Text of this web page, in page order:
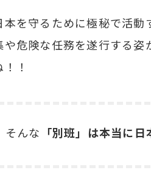
本を守るために極秘で活
や危険な任務を遂行する
！
そんな 「別班」は本当に